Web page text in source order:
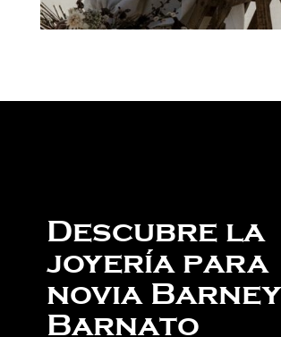
Descubre la
joyería para
novia Barney
Barnato